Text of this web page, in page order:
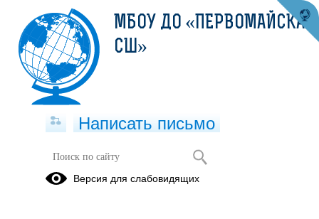
Старовойтов Сергей Анатольевич
МБОУ ДО «ПЕРВОМАЙСКАЯ
СШ»
Написать письмо
Версия для слабовидящих